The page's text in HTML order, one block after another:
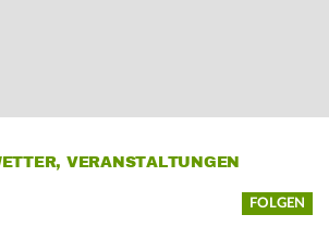
VERANSTALTUNGEN
FOLGEN